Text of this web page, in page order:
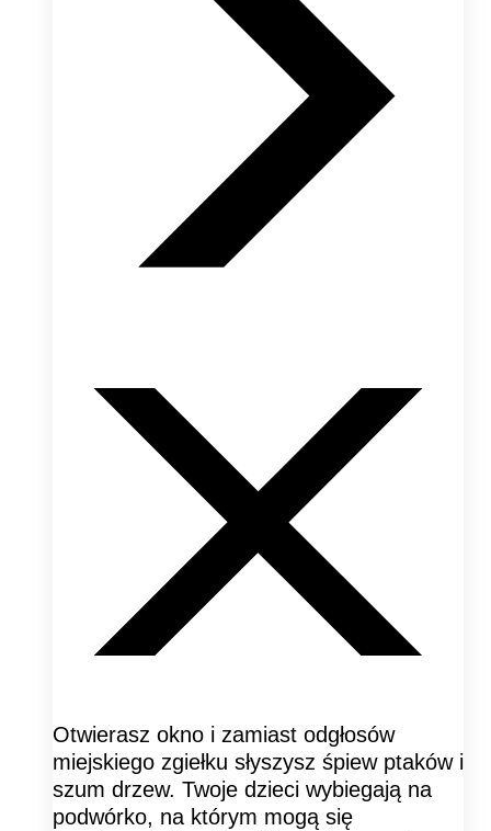
Otwierasz okno i zamiast odgłosów
miejskiego zgiełku słyszysz śpiew ptaków i
szum drzew. Twoje dzieci wybiegają na
podwórko, na którym mogą się